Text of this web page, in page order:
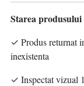
Starea
✓ Produs returnat
inexistenta
✓ Inspectat vizual